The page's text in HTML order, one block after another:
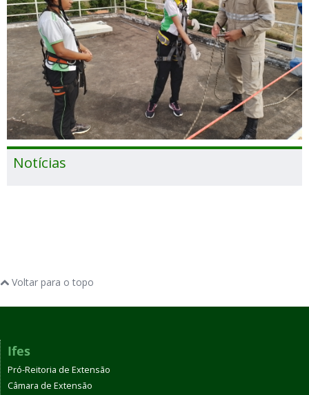
Notícias
Voltar para o topo
Ifes
Pró-Reitoria de Extensão
Câmara de Extensão